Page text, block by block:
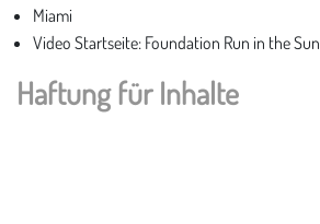
Miami
Video Startseite: Foundation Run in the Sun
Haftung für Inhalte